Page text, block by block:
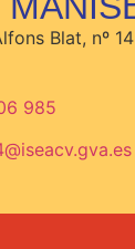
Blat, nº
985